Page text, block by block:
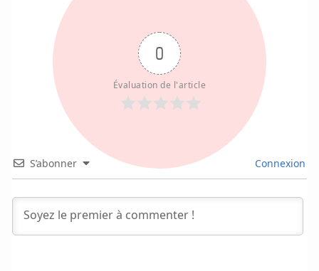
0
Évaluation de l'article
S’abonner Connexion